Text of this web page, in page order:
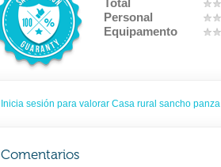
Total
Personal
Equipamento
Inicia sesión para valorar Casa rural sancho panza
Comentarios